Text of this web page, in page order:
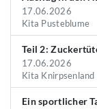
17.06.2026
Kita Pusteblume
Teil 2:
17.06.2026
Kita Knirpsenland
Ein sportlicher